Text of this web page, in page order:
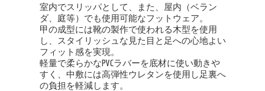
室内でスリッパとして、また、屋内（ベラン
ダ、庭等）でも使用可能なフットウェア。
甲の成型には靴の製作で使われる木型を使用
し、スタイリッシュな見た目と足への心地よい
フィット感を実現。
軽量で柔らかなPVCラバーを底材に使い動きや
すく、中敷には高弾性ウレタンを使用し足裏へ
の負担を軽減します。